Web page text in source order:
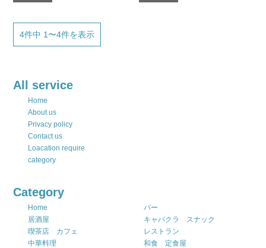
4件中 1〜4件を表示
All service
Home
About us
Privacy policy
Contact us
Loacation require
category
Category
Home
バー
居酒屋
キャバクラ スナック
喫茶店 カフェ
レストラン
中華料理
和食 定食屋